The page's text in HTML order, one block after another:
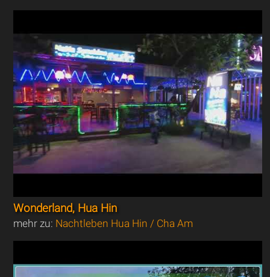
Wonderland, Hua Hin
mehr zu: Nachtleben Hua Hin / Cha Am